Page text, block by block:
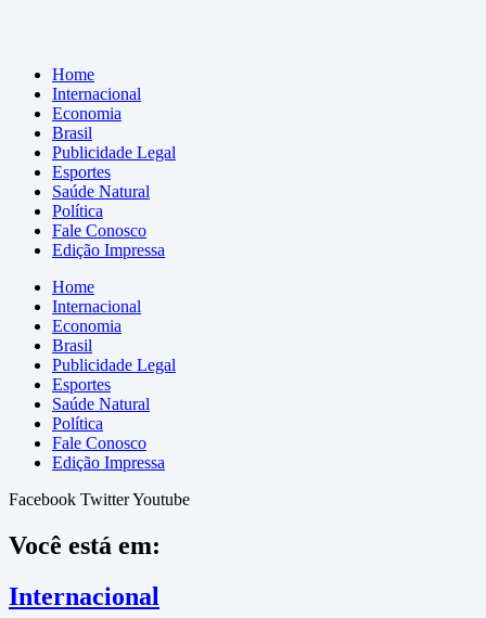
Home
Internacional
Economia
Brasil
Publicidade Legal
Esportes
Saúde Natural
Política
Fale Conosco
Edição Impressa
Home
Internacional
Economia
Brasil
Publicidade Legal
Esportes
Saúde Natural
Política
Fale Conosco
Edição Impressa
Facebook TwitterYoutube
Você está em:
Internacional